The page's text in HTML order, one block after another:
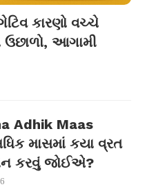
કારણો વચ્ચે
આગામી
Adhik Maas
માસમાં કયા વ્રત
કરવું જોઈએ?